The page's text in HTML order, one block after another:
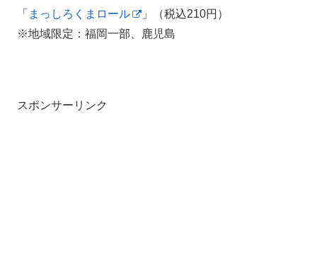
「 まっしろくまロール
」（税込210円）
※地域限定：福岡一部、鹿児島
スポンサーリンク